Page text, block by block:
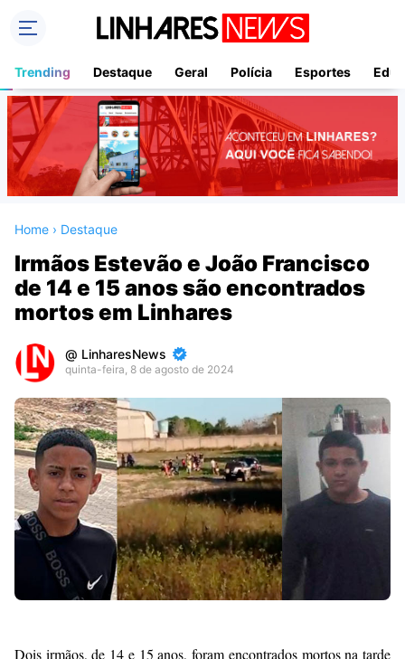
Trending Destaque Geral Polícia Esportes
Home › Destaque
Irmãos Estevão e João Francisco
de 14 e 15 anos são encontrados
mortos em Linhares
LinharesNews
quinta-feira, 8 de agosto de 2024
Premium
By
Raushan
Design
With
Shroff
Templates
Dois irmãos, de 14 e 15 anos, foram encontrados mortos na tarde